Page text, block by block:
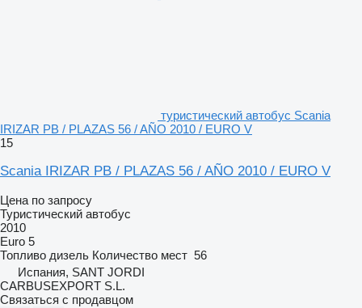
туристический автобус Scania
IRIZAR PB / PLAZAS 56 / AÑO 2010 / EURO V
15
Scania IRIZAR PB / PLAZAS 56 / AÑO 2010 / EURO V
Цена по запросу
Туристический автобус
2010
Euro 5
Топливо дизель Количество мест 56
Испания, SANT JORDI
CARBUSEXPORT S.L.
Связаться с продавцом